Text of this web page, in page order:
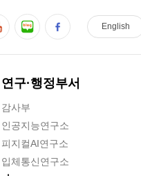
연구·행정부서
감사부
인공지능연구소
피지컬AI연구소
입체통신연구소
English